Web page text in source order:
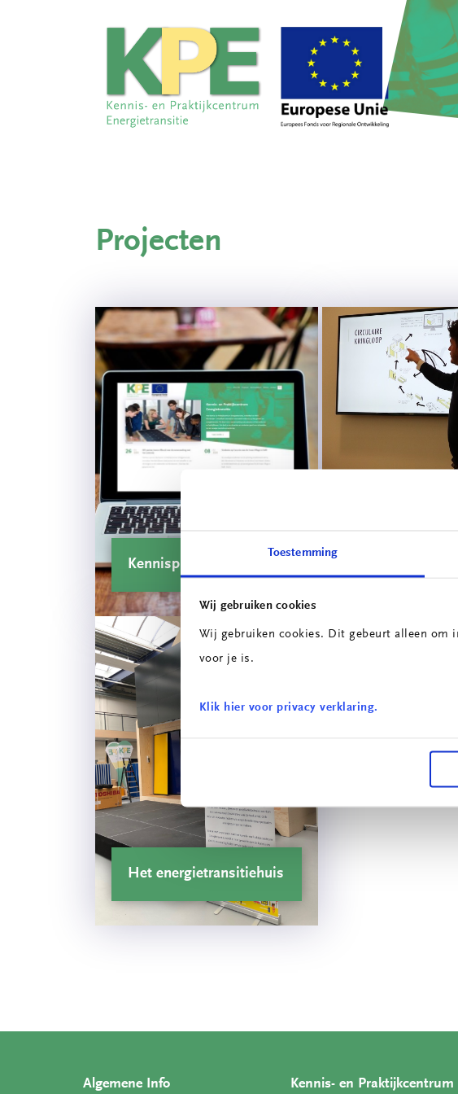
Toestemming
Wij gebruiken cookies
Wij gebruiken cookies. Dit gebeurt alleen om
voor je is.
Klik hier voor privacy verklaring.
Projecten
Kennisplatform
Het energietransitiehuis
Algemene Info Kennis- en Praktijkcentrum